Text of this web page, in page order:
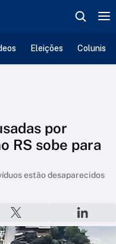
Eleições
por
RS sobe para
estão desaparecidos